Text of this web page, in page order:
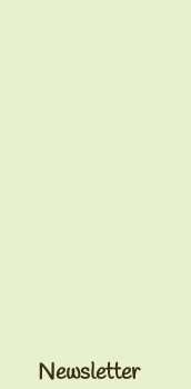
Newsletter